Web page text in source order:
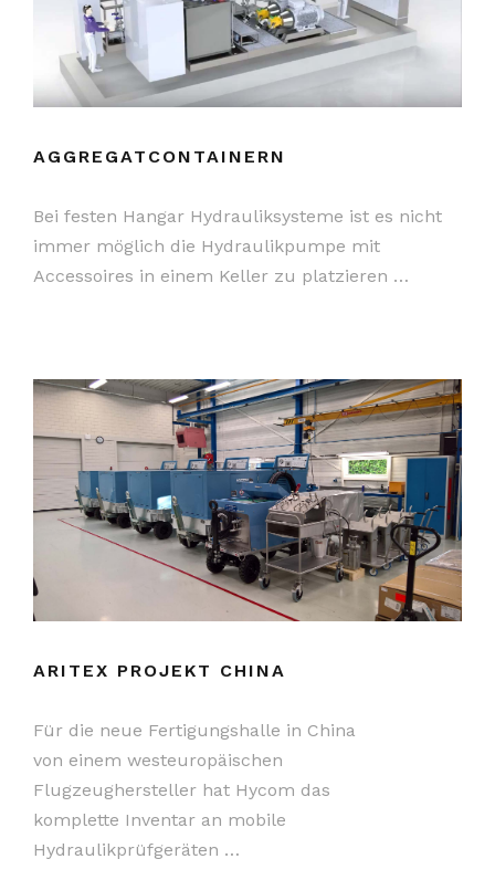
AGGREGATCONTAINERN
Bei festen Hangar Hydrauliksysteme ist es nicht
immer möglich die Hydraulikpumpe mit
Accessoires in einem Keller zu platzieren …
ARITEX PROJEKT CHINA
Für die neue Fertigungshalle in China
von einem westeuropäischen
Flugzeughersteller hat Hycom das
komplette Inventar an mobile
Hydraulikprüfgeräten …